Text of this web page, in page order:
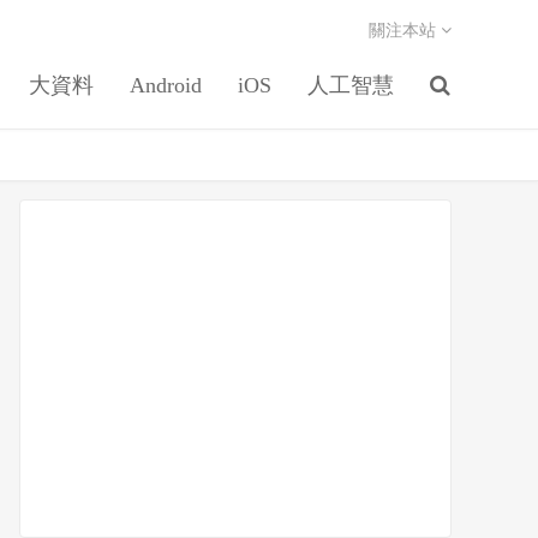
大資料 Android iOS 人工智慧
關注本站